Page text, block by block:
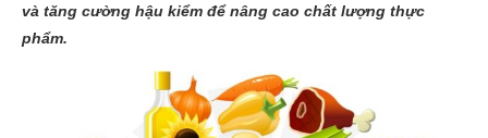
và tăng cường hậu kiểm để nâng cao chất lượng thực
phẩm.